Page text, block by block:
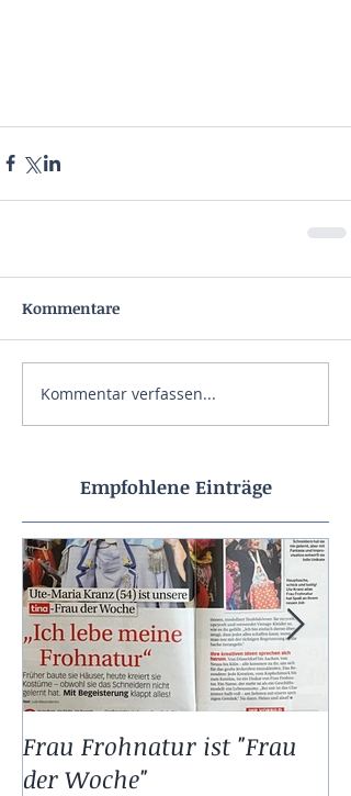
Kommentare
Kommentar verfassen...
Empfohlene Einträge
Frau Frohnatur ist "Frau
der Woche"